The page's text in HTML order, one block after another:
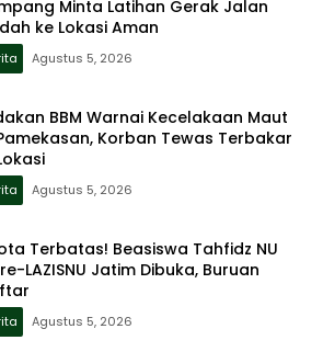
Minta Latihan Gerak Jalan
ke Lokasi Aman
Agustus 5, 2026
BBM Warnai Kecelakaan Maut
Korban Tewas Terbakar
Agustus 5, 2026
Terbatas! Beasiswa Tahfidz NU
LAZISNU Jatim Dibuka, Buruan
Agustus 5, 2026